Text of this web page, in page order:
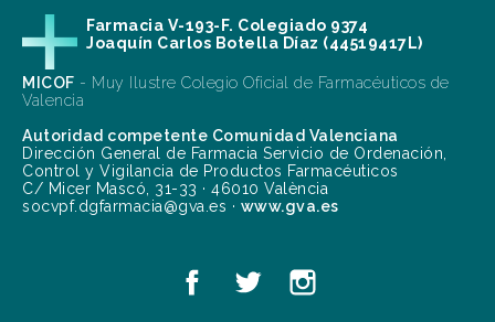
Farmacia V-193-F. Colegiado 9374
Joaquín Carlos Botella Díaz (44519417L)
MICOF - Muy Ilustre Colegio Oficial de Farmacéuticos de
Valencia
Autoridad competente Comunidad Valenciana
Dirección General de Farmacia Servicio de Ordenación,
Control y Vigilancia de Productos Farmacéuticos
C/ Micer Mascó, 31-33 · 46010 València
socvpf.dgfarmacia@gva.es · www.gva.es